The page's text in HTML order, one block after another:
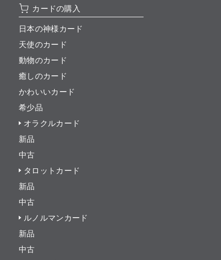
カードの購入
日本の神様カード
天使のカード
動物のカード
癒しのカード
かわいいカード
希少品
オラクルカード
新品
中古
タロットカード
新品
中古
ルノルマンカード
新品
中古